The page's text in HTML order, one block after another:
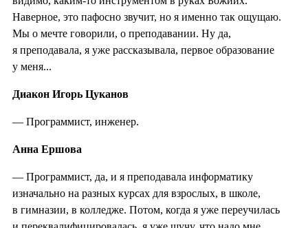
Наверное, это пафосно звучит, но я именно так ощущаю.
Мы о мечте говорили, о преподавании. Ну да,
я преподавала, я уже рассказывала, первое образование
у меня...
Диакон Игорь Цуканов
— Программист, инженер.
Анна Ершова
— Программист, да, и я преподавала информатику
изначально на разных курсах для взрослых, в школе,
в гимназии, в колледже. Потом, когда я уже переучилась